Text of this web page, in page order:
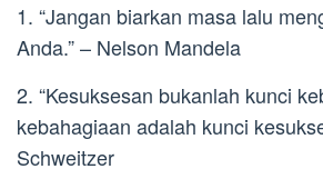
1. “Jangan biarkan masa lalu
Anda.” – Nelson Mandela
2. “Kesuksesan bukanlah kunci
kebahagiaan adalah kunci
Schweitzer